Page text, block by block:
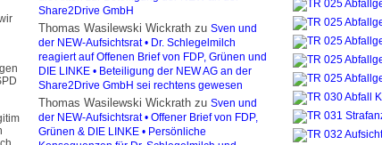
Share2Drive GmbH
Thomas Wasilewski Wickrath zu Sven und
der NEW-Aufsichtsrat • Dr. Schlegelmilch
reagiert auf Offenen Brief von FDP, Grünen und
DIE LINKE • Beteiligung der NEW AG an der
Share2Drive GmbH sei rechtens gewesen
Thomas Wasilewski Wickrath zu Sven und
der NEW-Aufsichtsrat • Offener Brief von FDP,
Grünen & DIE LINKE • Persönliche